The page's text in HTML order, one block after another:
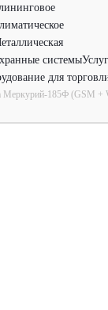
системы
для
Меркурий-185Ф (GSM +